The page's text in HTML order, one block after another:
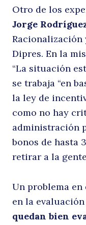
Otro de los
Jorge
Racionalización
Dipres. En la
“La situación
se trabaja “en
la ley de
como no hay
administración
bonos de hasta
retirar a la
Un problema
en la
quedan bien